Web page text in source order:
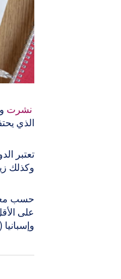
نشرت
الذي يحتفل به في
تعتبر
وكذلك
وإسبانيا (42%) والسويد وهولندا (40%). وتم تسجيل أدنى الدرجات في رومانيا (8%) وبلغاريا (11%) وبولندا (15%).